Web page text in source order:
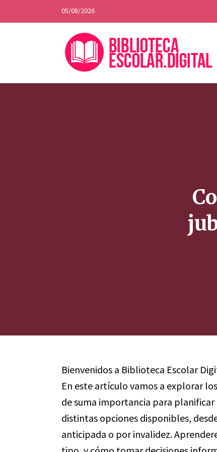
05/08/2026
Bienvenidos a Biblioteca Escolar
En este artículo vamos a explorar
de suma importancia para
distintas opciones disponibles,
anticipada o por invalidez.